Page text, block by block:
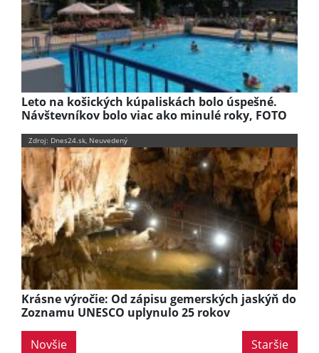
Leto na košických kúpaliskách bolo úspešné.
Návštevníkov bolo viac ako minulé roky, FOTO
Zdroj: Dnes24.sk, Neuvedený
Krásne výročie: Od zápisu gemerských jaskýň do
Zoznamu UNESCO uplynulo 25 rokov
Novšie Staršie